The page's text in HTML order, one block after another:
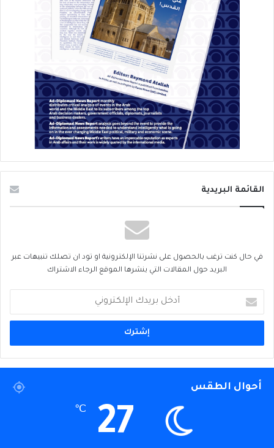
القائمة البريدية
في حال كنت ترغب بالحصول على نشرتنا الإلكترونية او تود ان تصلك تنبيهات عبر
البريد حول المقالات التي ينشرها الموقع الرجاء الاشتراك
بريدك
الإلكتروني
أحوال الطقس
27
℃